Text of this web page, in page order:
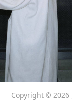
Copyright © 2026